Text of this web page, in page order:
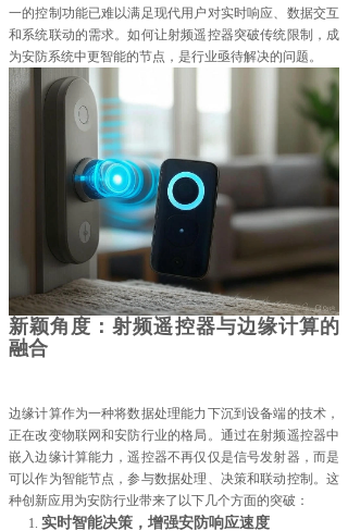
一的控制功能已难以满足现代用户对实时响应、数据交互
和系统联动的需求。如何让射频遥控器突破传统限制，成
为安防系统中更智能的节点，是行业亟待解决的问题。
新颖角度：射频遥控器与边缘计算的
融合
边缘计算作为一种将数据处理能力下沉到设备端的技术，
正在改变物联网和安防行业的格局。通过在射频遥控器中
嵌入边缘计算能力，遥控器不再仅仅是信号发射器，而是
可以作为智能节点，参与数据处理、决策和联动控制。这
种创新应用为安防行业带来了以下几个方面的突破：
实时智能决策，增强安防响应速度